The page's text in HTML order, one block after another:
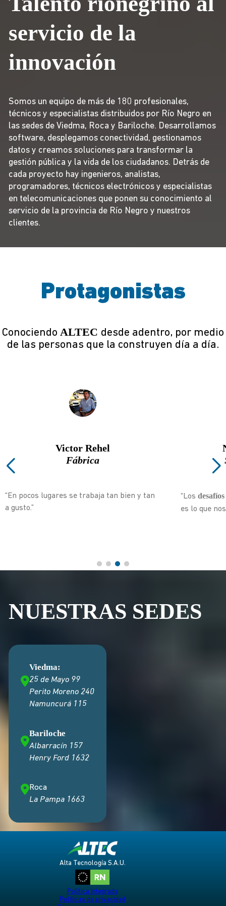
servicio de la
innovación
Somos un equipo de más de 180 profesionales,
técnicos y especialistas distribuidos por Río Negro en
las sedes de Viedma, Roca y Bariloche. Desarrollamos
software, desplegamos conectividad, gestionamos
datos y creamos soluciones para transformar la
gestión pública y la vida de los ciudadanos. Detrás de
cada proyecto hay ingenieros, analistas,
programadores, técnicos electrónicos y especialistas
en telecomunicaciones que ponen su conocimiento al
servicio de la provincia de Río Negro y nuestros
clientes.
Protagonistas
Conociendo ALTEC desde adentro, por medio
de las personas que la construyen día a día.
Victor Rehel
Fábrica
“En pocos lugares se trabaja tan bien y tan
a gusto.”
“Los desafíos
es lo que
NUESTRAS SEDES
Viedma:
25 de Mayo 99
Perito Moreno 240
Namuncurá 115
Bariloche
Albarracín 157
Henry Ford 1632
Roca
La Pampa 1663
Alta Tecnología S.A.U.
Política Integrada
Políticas de privacidad